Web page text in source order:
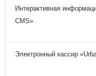
Интерактивная
CMS»
Электронный кассир